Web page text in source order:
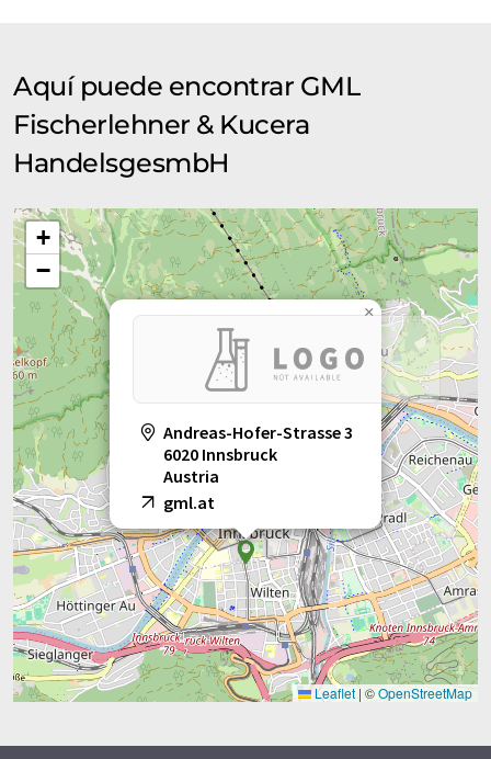
Aquí puede encontrar GML
Fischerlehner & Kucera
HandelsgesmbH
Andreas-Hofer-Strasse 3
6020 Innsbruck
Austria
gml.at
×
+
−
Leaflet | ©OpenStreetMap